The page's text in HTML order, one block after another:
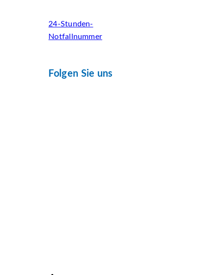
24-Stunden-
Notfallnummer
Folgen Sie uns